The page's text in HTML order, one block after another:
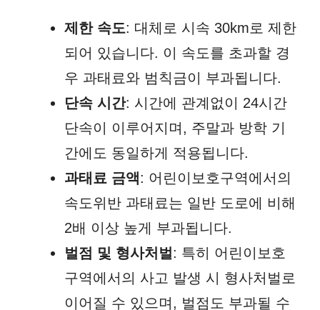
제한 속도: 대체로 시속 30km로 제한
되어 있습니다. 이 속도를 초과할 경
우 과태료와 범칙금이 부과됩니다.
단속 시간: 시간에 관계없이 24시간
단속이 이루어지며, 주말과 방학 기
간에도 동일하게 적용됩니다.
과태료 금액: 어린이보호구역에서의
속도위반 과태료는 일반 도로에 비해
2배 이상 높게 부과됩니다.
벌점 및 형사처벌: 특히 어린이보호
구역에서의 사고 발생 시 형사처벌로
이어질 수 있으며, 벌점도 부과될 수